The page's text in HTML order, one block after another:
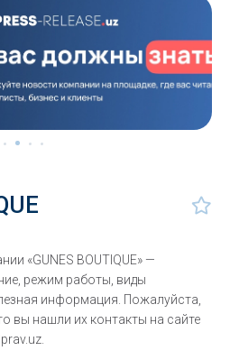
«GUNES BOUTIQUE» —
режим работы, виды
информация. Пожалуйста,
вы нашли их контакты на сайте